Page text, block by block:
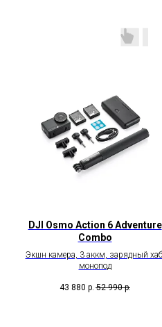
DJI Osmo Action 6 Adventure
Combo
Экшн камера, 3 аккм, зарядный
монопод
43 880 р. 52 990 р.